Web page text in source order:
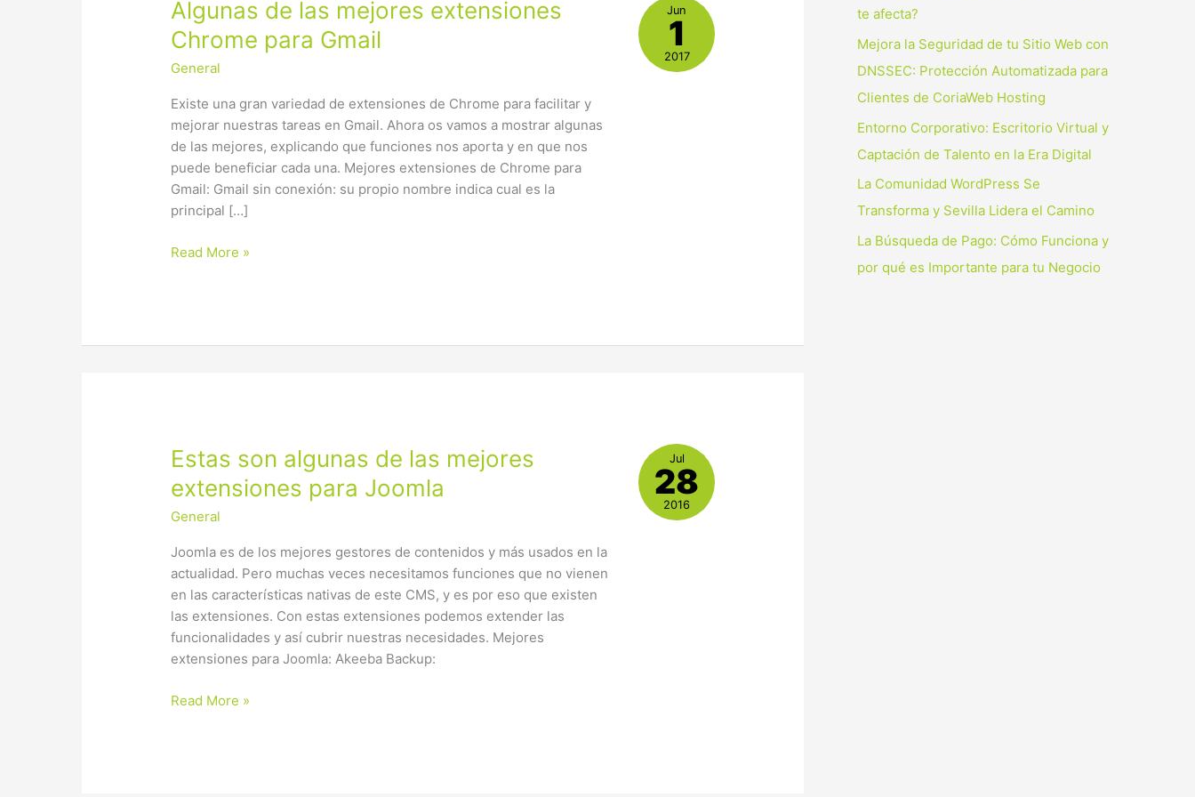
Algunas de las mejores extensiones
Chrome para Gmail
General
Existe una gran variedad de extensiones de Chrome para facilitar y
mejorar nuestras tareas en Gmail. Ahora os vamos a mostrar algunas
de las mejores, explicando que funciones nos aporta y en que nos
puede beneficiar cada una. Mejores extensiones de Chrome para
Gmail: Gmail sin conexión: su propio nombre indica cual es la
principal […]
Algunas
de
las
mejores
Chrome
para
Gmail
Read More »
Jun
1
2017
Estas son algunas de las mejores
extensiones para Joomla
General
Joomla es de los mejores gestores de contenidos y más usados en la
actualidad. Pero muchas veces necesitamos funciones que no vienen
en las características nativas de este CMS, y es por eso que existen
las extensiones. Con estas extensiones podemos extender las
funcionalidades y así cubrir nuestras necesidades. Mejores
extensiones para Joomla: Akeeba Backup:
Estas
algunas
de
mejores
extensiones
para
Joomla
Read More »
Jul
28
2016
p
te afecta?
Mejora la Seguridad de tu Sitio Web con
DNSSEC: Protección Automatizada para
Clientes de CoriaWeb Hosting
Entorno Corporativo: Escritorio Virtual y
Captación de Talento en la Era Digital
La Comunidad WordPress Se
Transforma y Sevilla Lidera el Camino
La Búsqueda de Pago: Cómo Funciona y
por qué es Importante para tu Negocio